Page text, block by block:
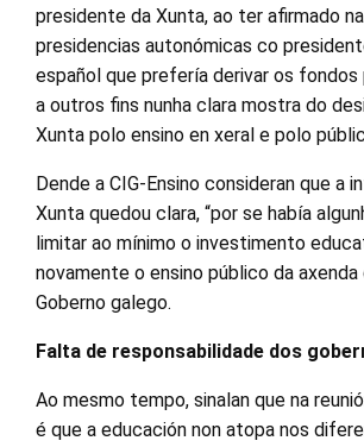
presidente da Xunta, ao ter afirmado
presidencias autonómicas co
español que prefería derivar os fondos
a outros fins nunha clara mostra do
Xunta polo ensino en xeral e polo
Dende a CIG-Ensino consideran que a
Xunta quedou clara, “por se había
limitar ao mínimo o investimento
novamente o ensino público da
Goberno galego.
Falta de responsabilidade dos
Ao mesmo tempo, sinalan que na
é que a educación non atopa nos